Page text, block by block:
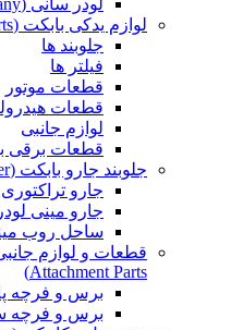
لوازم یدکی بابکت (Bobcat Spare Parts)
جلوبند ها
فیلتر ها
قطعات موتور
قطعات
لوازم جانبی
قطعات برقی
جلوبند جارو بابکت (Bobcat Sweeper)
جارو
جارو مینی
ساحل روب
Attachment Parts)
برس و فرچه
برس و فرچه